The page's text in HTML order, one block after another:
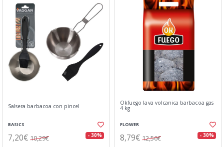
Salsera barbacoa con pincel
BASICS
7,20€ 10,29€ - 30%
Okfuego lava volcanica barbacoa gas
4 kg
FLOWER
8,79€ 12,56€ - 30%